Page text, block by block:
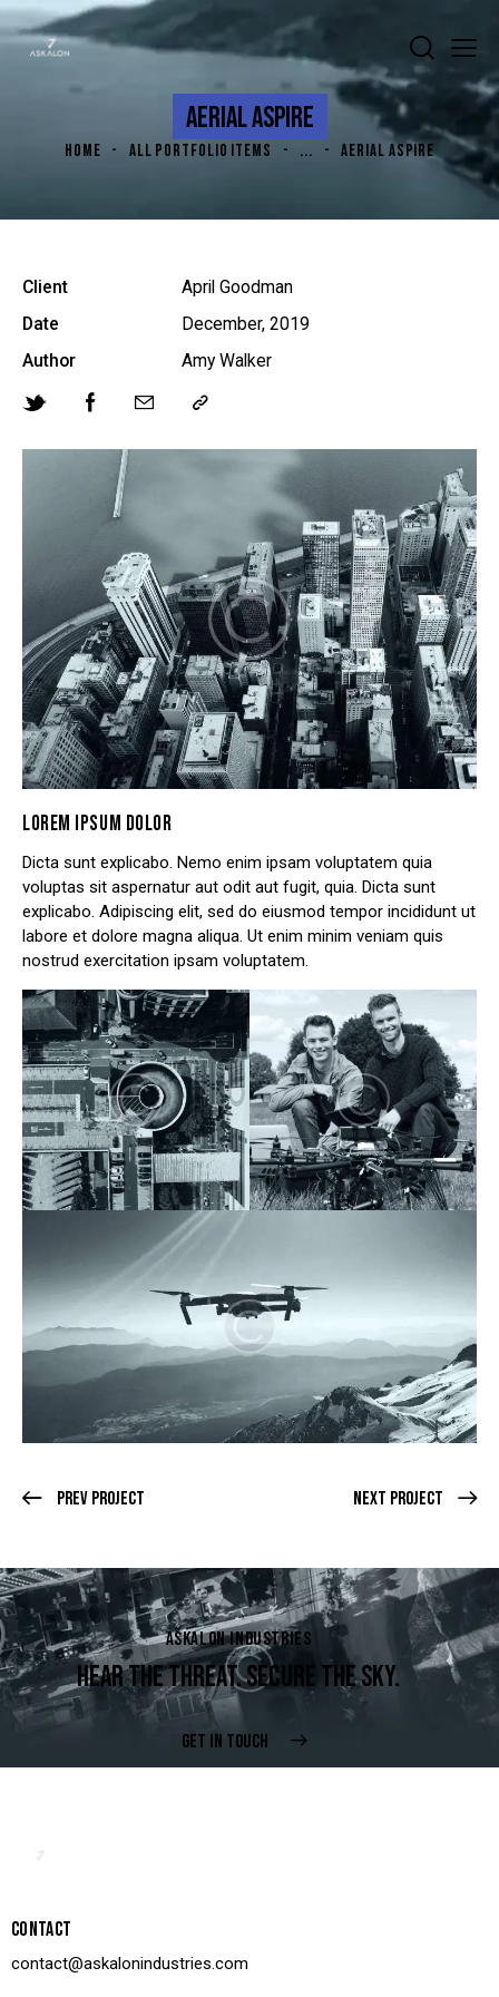
AERIAL ASPIRE
HOME ALL PORTFOLIO ITEMS ... AERIAL ASPIRE
Client
April Goodman
Date
December, 2019
Author
Amy Walker
LOREM IPSUM DOLOR
Dicta sunt explicabo. Nemo enim ipsam voluptatem quia
voluptas sit aspernatur aut odit aut fugit, quia. Dicta sunt
explicabo. Adipiscing elit, sed do eiusmod tempor incididunt ut
labore et dolore magna aliqua. Ut enim minim veniam quis
nostrud exercitation ipsam voluptatem.
Prev Project Next Project
ASKALON INDUSTRIES
HEAR THE THREAT. SECURE THE SKY.
GET IN TOUCH
CONTACT
contact@askalonindustries.com